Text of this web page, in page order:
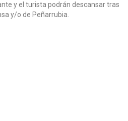
y el turista podrán descansar tras
y/o de Peñarrubia.